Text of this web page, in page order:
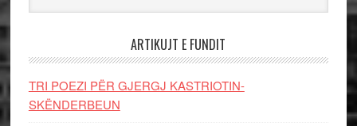
ARTIKUJT E FUNDIT
TRI POEZI PËR GJERGJ KASTRIOTIN-
SKËNDERBEUN